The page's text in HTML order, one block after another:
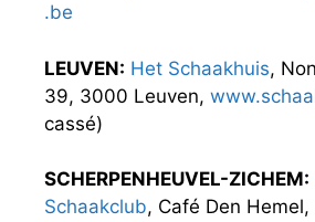
.be
LEUVEN: Het Schaakhuis,
39, 3000 Leuven,
cassé)
SCHERPENHEUVEL-ZICHEM:
Schaakclub, Café Den